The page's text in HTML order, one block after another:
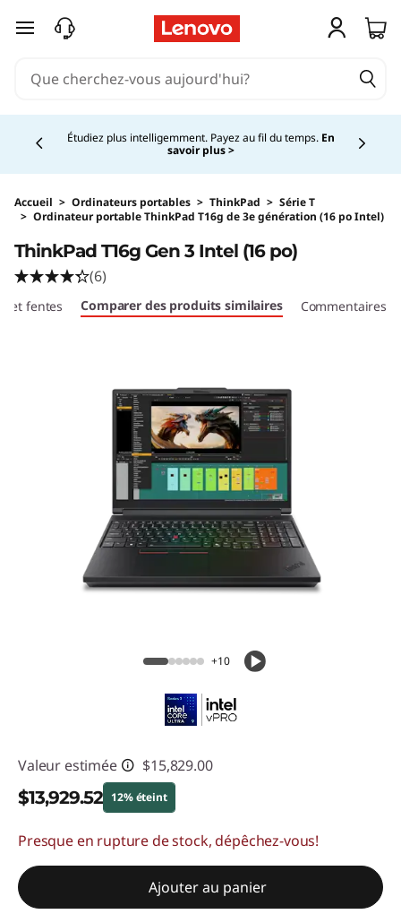
passer au contenu principal
Étudiez plus intelligemment. Payez au fil du temps. En
savoir plus >
Accueil > Ordinateurs portables > ThinkPad > Série T
> Ordinateur portable ThinkPad T16g de 3e génération (16 po Intel)
ThinkPad T16g Gen 3 Intel (16 po)
(6)
et fentes Comparer des produits similaires Commentaires
+10
Valeur estimée $15,829.00
$13,929.52 12% éteint
Économies instantanées :-$1,899.48
Promo price: Max 5 units per order
Presque en rupture de stock, dépêchez-vous!
Ajouter au panier